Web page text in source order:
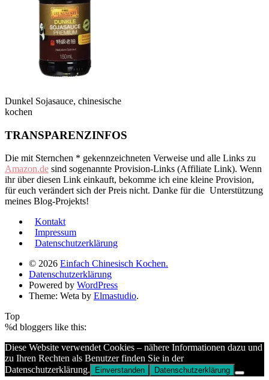
Dunkel Sojasauce, chinesische
kochen
TRANSPARENZINFOS
Die mit Sternchen * gekennzeichneten Verweise und alle Links zu
Amazon.de sind sogenannte Provision-Links (Affiliate Link). Wenn
ihr über diesen Link einkauft, bekomme ich eine kleine Provision,
für euch verändert sich der Preis nicht. Danke für die Unterstützung
meines Blog-Projekts!
Kontakt
Impressum
Datenschutzerklärung
© 2026 Einfach Chinesisch Kochen.
Datenschutzerklärung
Powered by WordPress
Theme: Weta by Elmastudio.
Top
%d bloggers like this:
Diese Website verwendet Cookies – nähere Informationen dazu und
zu Ihren Rechten als Benutzer finden Sie in der
Datenschutzerklärung.
Einverstanden Datenschutzerklärung